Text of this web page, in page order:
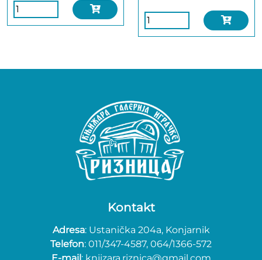
Kontakt
Adresa: Ustanička 204a, Konjarnik
Telefon: 011/347-4587, 064/1366-572